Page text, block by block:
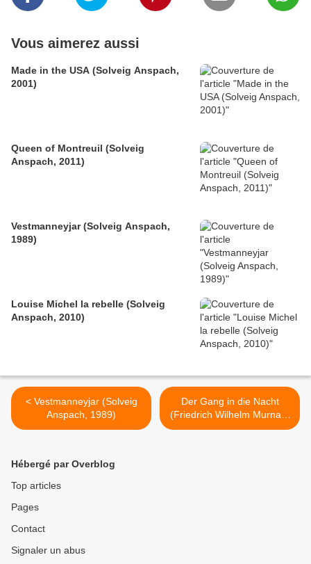
Vous aimerez aussi
Made in the USA (Solveig Anspach,
2001)
Queen of Montreuil (Solveig
Anspach, 2011)
Vestmanneyjar (Solveig Anspach,
1989)
Louise Michel la rebelle (Solveig
Anspach, 2010)
< Vestmanneyjar (Solveig
Anspach, 1989)
Der Gang in die Nacht
(Friedrich Wilhelm Murnau,
1920) >
Hébergé par Overblog
Top articles
Pages
Contact
Signaler un abus